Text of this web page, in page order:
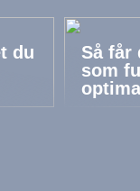
du
Så får
som